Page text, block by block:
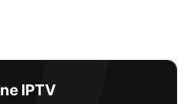
IPTV